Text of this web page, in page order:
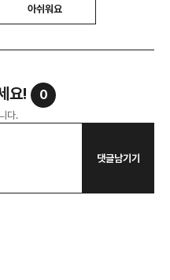
아쉬워요
요! 0
다.
댓글남기기